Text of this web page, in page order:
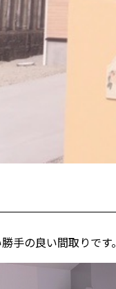
手の良い間取りです。